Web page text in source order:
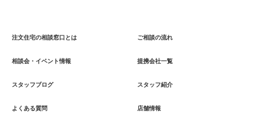
注文住宅の相談窓口とは ご相談の流れ
相談会・イベント情報 提携会社一覧
スタッフブログ スタッフ紹介
よくある質問 店舗情報